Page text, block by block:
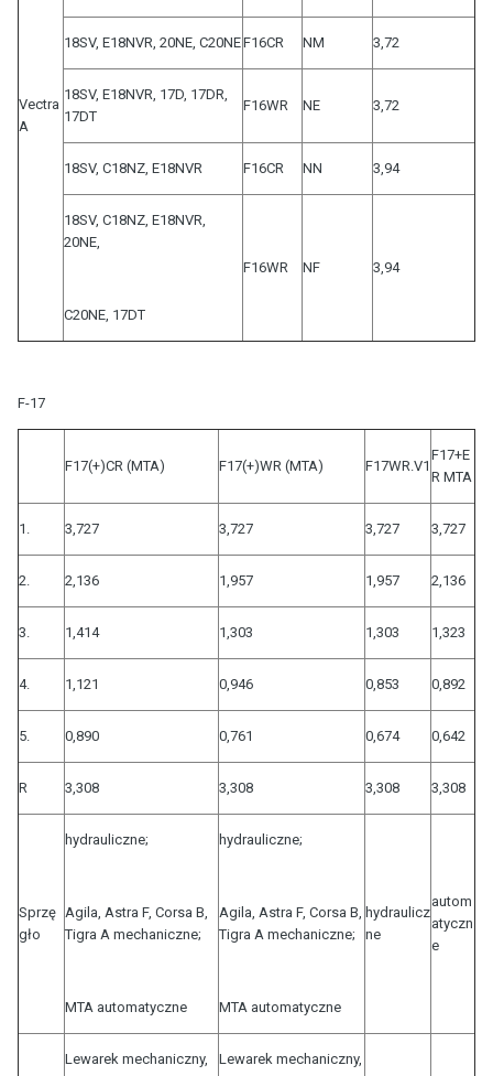
Vectra
A
18SV, E18NVR, 20NE, C20NEF16CR NM 3,72
18SV, E18NVR, 17D, 17DR,
17DT
F16WR NE 3,72
18SV, C18NZ, E18NVR F16CR NN 3,94
18SV, C18NZ, E18NVR,
20NE,
C20NE, 17DT
F16WR NF 3,94
F-17
F17(+)CR (MTA) F17(+)WR (MTA) F17WR.V1
F17+E
R MTA
1. 3,727 3,727 3,727 3,727
2. 2,136 1,957 1,957 2,136
3. 1,414 1,303 1,303 1,323
4. 1,121 0,946 0,853 0,892
5. 0,890 0,761 0,674 0,642
R 3,308 3,308 3,308 3,308
Sprzę
gło
hydrauliczne;
Agila, Astra F, Corsa B,
Tigra A mechaniczne;
MTA automatyczne
hydrauliczne;
Agila, Astra F, Corsa B,
Tigra A mechaniczne;
MTA automatyczne
hydraulicz
ne
autom
atyczn
e
Lewarek mechaniczny, Lewarek mechaniczny,